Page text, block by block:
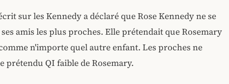
sur les Kennedy a déclaré que Rose Kennedy ne se
amis les plus proches. Elle prétendait que Rosemary
n'importe quel autre enfant. Les proches ne
prétendu QI faible de Rosemary.